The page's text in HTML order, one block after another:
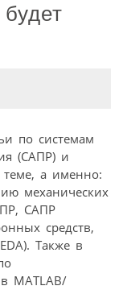
по системам
(САПР) и
а именно:
механических
САПР
средств,
Также в
MATLAB/